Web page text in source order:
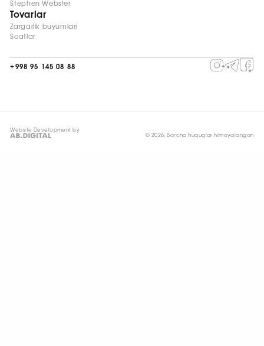
Stephen Webster
Tovarlar
Zargarlik buyumlari
Soatlar
+998 95 145 08 88
Website Development by
© 2026, Barcha huquqlar himoyalangan